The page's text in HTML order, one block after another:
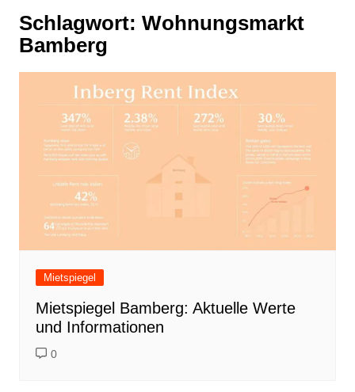
Schlagwort: Wohnungsmarkt
Bamberg
Mietspiegel
Mietspiegel Bamberg: Aktuelle Werte
und Informationen
0